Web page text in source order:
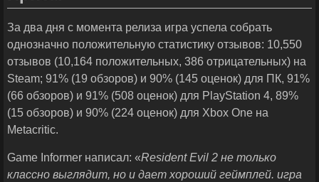
За два дня с момента релиза игра успела собрать
однозначно положительную статистику отзывов: 10,550
отзывов (10,164 положительных, 386 отрицательных) на
Steam; 91% (19 обзоров) и 90% (145 оценок) для ПК, 91%
(66 обзоров) и 91% (508 оценок) для PlayStation 4, 89%
(15 обзоров) и 90% (224 оценок) для Xbox One на
Metacritic.
Game Informer написал: «Resident Evil 2 не только
классно выглядит, но и дает хороший геймплей. игра